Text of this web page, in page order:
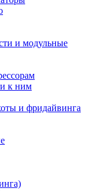
и модульные
к ним
и фридайвинга